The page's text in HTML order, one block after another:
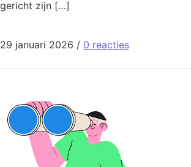
gericht zijn […]
29 januari 2026 / 0 reacties